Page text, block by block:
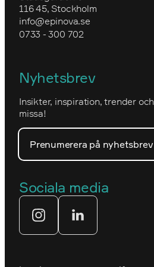
Granngården
IVA
Norwegian
Optimizelys webb
Prins Daniels Fellowship
Tekniksprånget
Hur vi arbetar
Nova Consulting Group
Utmärkelser
Våra medarbetare
Våra partners
116 45, Stockholm
info@epinova.se
0733 - 300 702
Nyhetsbrev
Insikter, inspiration, trender
missa!
Prenumerera på nyhetsbrev
Sociala media